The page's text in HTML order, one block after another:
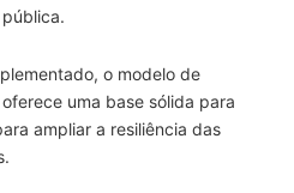
o modelo de
uma base sólida para
ampliar a resiliência das